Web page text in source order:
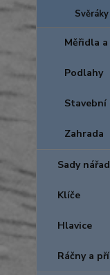
Měřidla
Podlahy
Stavební
Zahrada
Sady
Klíče
Hlavice
Ráčny a